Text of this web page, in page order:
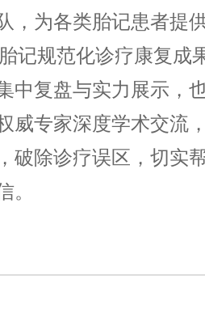
，为各类胎记患者提
记规范化诊疗康复成
中复盘与实力展示，
威专家深度学术交流
破除诊疗误区，切实
。